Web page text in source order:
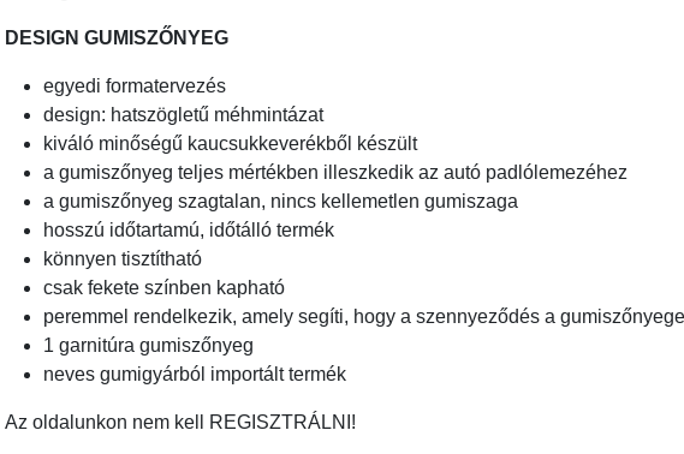
DESIGN GUMISZŐNYEG
egyedi formatervezés
design: hatszögletű méhmintázat
kiváló minőségű kaucsukkeverékből készült
a gumiszőnyeg teljes mértékben illeszkedik az autó padlólemezéhez
a gumiszőnyeg szagtalan, nincs kellemetlen gumiszaga
hosszú időtartamú, időtálló termék
könnyen tisztítható
csak fekete színben kapható
peremmel rendelkezik, amely segíti, hogy a szennyeződés a
1 garnitúra gumiszőnyeg
neves gumigyárból importált termék
Az oldalunkon nem kell REGISZTRÁLNI!